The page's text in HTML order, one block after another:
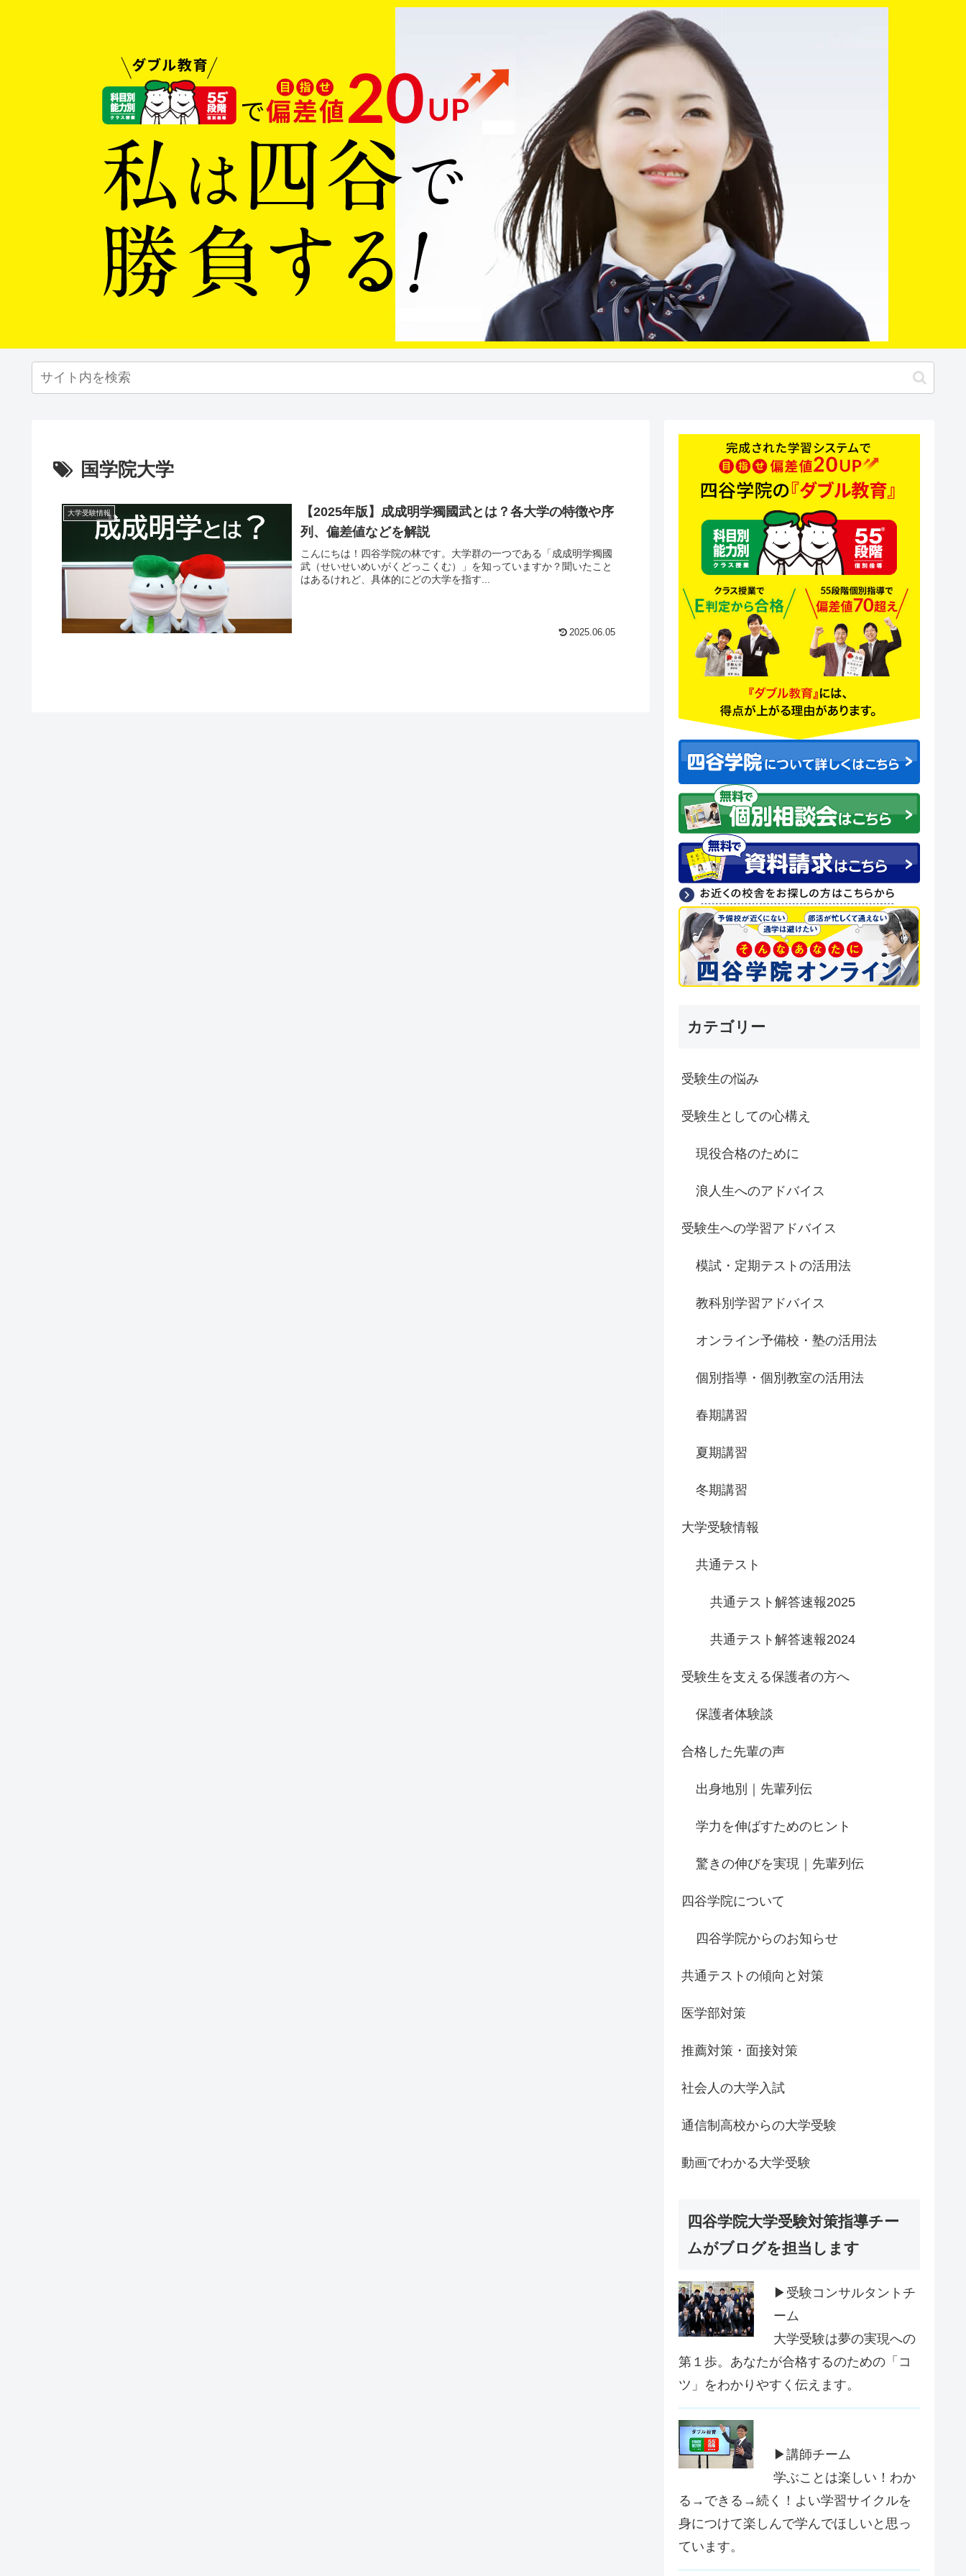
国学院大学
大学受験情報
【2025年版】成成明学獨國武とは？各大学の特徴や序
列、偏差値などを解説
こんにちは！四谷学院の林です。大学群の一つである「成成明学獨國
武（せいせいめいがくどっこくむ）」を知っていますか？聞いたこと
はあるけれど、具体的にどの大学を指す...
2025.06.05
カテゴリー
受験生の悩み
受験生としての心構え
現役合格のために
浪人生へのアドバイス
受験生への学習アドバイス
模試・定期テストの活用法
教科別学習アドバイス
オンライン予備校・塾の活用法
個別指導・個別教室の活用法
春期講習
夏期講習
冬期講習
大学受験情報
共通テスト
共通テスト解答速報2025
共通テスト解答速報2024
受験生を支える保護者の方へ
保護者体験談
合格した先輩の声
出身地別｜先輩列伝
学力を伸ばすためのヒント
驚きの伸びを実現｜先輩列伝
四谷学院について
四谷学院からのお知らせ
共通テストの傾向と対策
医学部対策
推薦対策・面接対策
社会人の大学入試
通信制高校からの大学受験
動画でわかる大学受験
四谷学院大学受験対策指導チー
ムがブログを担当します
▶受験コンサルタントチ
ーム
大学受験は夢の実現への
第１歩。あなたが合格するのための「コ
ツ」をわかりやすく伝えます。
▶講師チーム
学ぶことは楽しい！わか
る→できる→続く！よい学習サイクルを
身につけて楽しんで学んでほしいと思っ
ています。